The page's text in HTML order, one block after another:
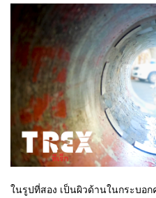
ในรูปที่สอง เป็นผิวด้านในกระบอก